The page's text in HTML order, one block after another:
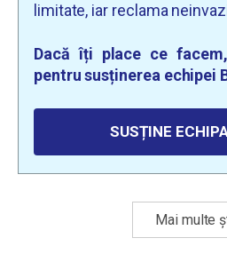
limitate, iar reclama
Dacă îți place ce
pentru susținerea echipei
SUSȚINE
Mai multe